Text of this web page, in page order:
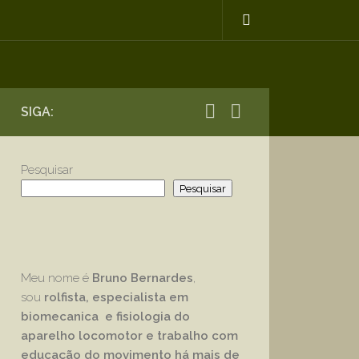
SIGA:
Pesquisar
Pesquisar
Meu nome é Bruno Bernardes,
sou rolfista, especialista em
biomecanica e fisiologia do
aparelho locomotor e trabalho com
educação do movimento há mais de